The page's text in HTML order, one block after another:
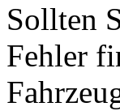
Sollten
Fehler